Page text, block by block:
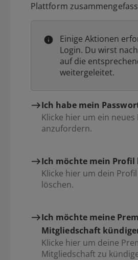
Plattform
Einige Aktionen
Login. Du wirst
auf die
weitergeleitet.
Ich habe mein
Klicke hier um ein neues
anzufordern.
Ich möchte mein Profil
Klicke hier um dein
löschen.
Ich möchte meine
Mitgliedschaft
Klicke hier um deine
Mitgliedschaft zu